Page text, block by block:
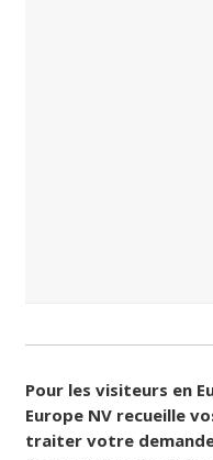
Consentement
Pour les visiteurs en
Europe NV recueille
traiter votre